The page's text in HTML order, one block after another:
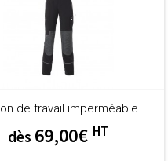
de travail imperméable...
dès 69,00€ HT